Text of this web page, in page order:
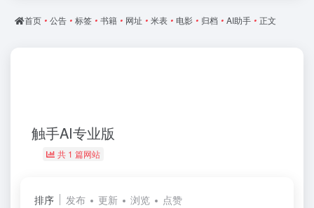
首页 • 公告 • 标签 • 书籍 • 网址 • 米表 • 电影 • 归档 • AI助手 • 正文
触手AI专业版
共 1 篇网站
排序 发布 更新 浏览 点赞